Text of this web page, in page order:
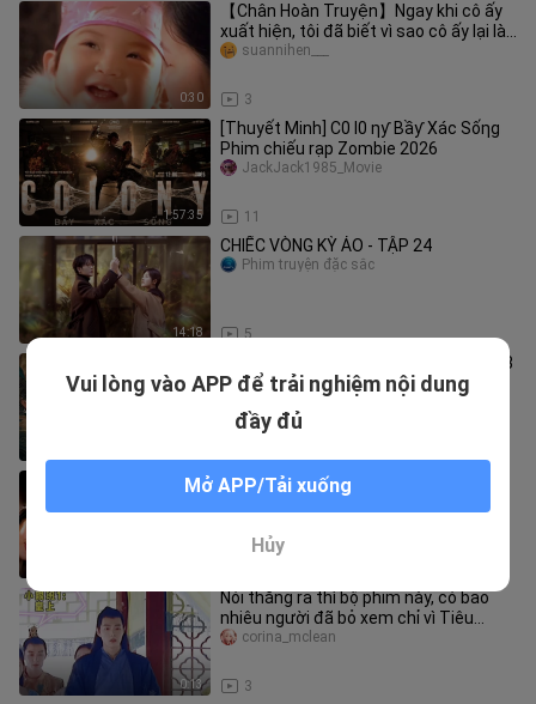
0:30
【Chân Hoàn Truyện】Ngay khi cô ấy
xuất hiện, tôi đã biết vì sao cô ấy lại là
“cục cưng của cả đoàn” r
3
suannihen___
1:57:35
[Thuyết Minh] C0 I0 ƞƴ Bầƴ Xác Sốƞg
Phim chiếu rạp Zombie 2026
11
JackJack1985_Movie
14:18
CHIẾC VÒNG KỲ ẢO - TẬP 24
5
Phim truyện đặc sắc
Cửu Môn (Mystic Nine) Full HD - Tập 13
(Thuyết Minh)
HAI MẶT CUỘC ĐỜI TẬP 47
0:13
Nói thẳng ra thì bộ phim này, có bao
nhiêu người đã bỏ xem chỉ vì Tiêu
Chiến không phải nam chính đâ
3
corina_mclean
Vui lòng vào APP để trải nghiệm nội dung
đầy đủ
Mở APP/Tải xuống
Hủy